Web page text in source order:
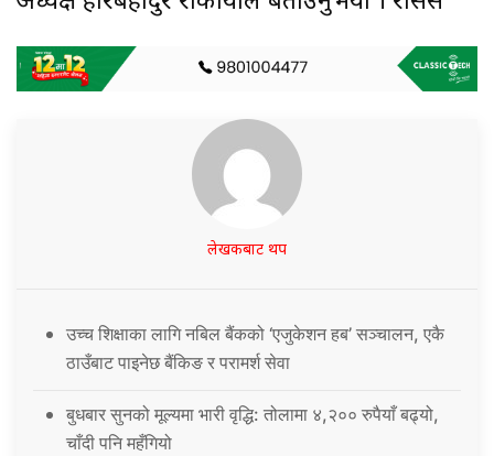
लेखकबाट थप
उच्च शिक्षाका लागि नबिल बैंकको ‘एजुकेशन हब’ सञ्चालन, एकै
ठाउँबाट पाइनेछ बैंकिङ र परामर्श सेवा
बुधबार सुनको मूल्यमा भारी वृद्धि: तोलामा ४,२०० रुपैयाँ बढ्यो,
चाँदी पनि महँगियो